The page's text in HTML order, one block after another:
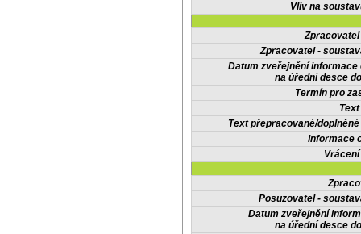
Vliv na
Zpracovatel -
Datum zveřejnění informace
na úřední desce
Termín pro
Text přepracované/
Informace
Posuzovatel -
Datum zveřejnění
na úřední desce